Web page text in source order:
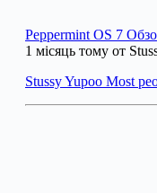
Peppermint OS 7
1 місяць тому от
Stussy Yupoo Most